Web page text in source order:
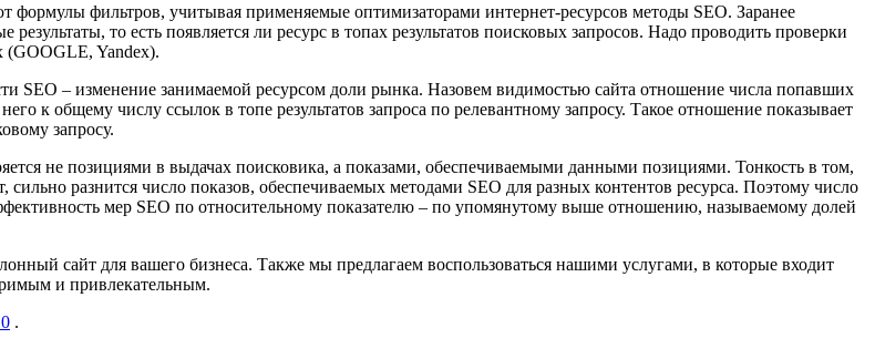
формулы фильтров, учитывая применяемые оптимизаторами интернет-ресурсов методы SEO. Заранее
то есть появляется ли ресурс в топах результатов поисковых запросов. Надо проводить проверки
(GOOGLE, Yandex).
SEO – изменение занимаемой ресурсом доли рынка. Назовем видимостью сайта отношение числа попавших
к общему числу ссылок в топе результатов запроса по релевантному запросу. Такое отношение показывает
запросу.
не позициями в выдачах поисковика, а показами, обеспечиваемыми данными позициями. Тонкость в том,
сильно разнится число показов, обеспечиваемых методами SEO для разных контентов ресурса. Поэтому число
мер SEO по относительному показателю – по упомянутому выше отношению, называемому долей
сайт для вашего бизнеса. Также мы предлагаем воспользоваться нашими услугами, в которые входит
и привлекательным.
.